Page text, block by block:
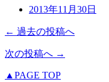
2013年11月30日
← 過去の投稿へ
次の投稿へ →
▲PAGE TOP